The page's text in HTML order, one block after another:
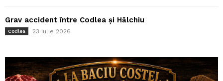
Grav accident între Codlea și Hălchiu
Codlea 23 iulie 2026